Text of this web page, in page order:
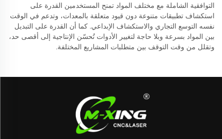
التوافقية الشاملة مع مختلف المواد تمنح المستخدمين القدرة على
استكشاف تطبيقات متنوعة دون قيود متعلقة بالمعدات، وتدعم في الوقت
نفسه التوسع التجاري والاستكشاف الإبداعي. كما أن القدرة على التبديل
بين المواد بسرعة وبلا حاجة لتغيير الأدوات تُحسّن الإنتاجية إلى أقصى حد،
وتقلل من وقت التوقف بين متطلبات المشاريع المختلفة.